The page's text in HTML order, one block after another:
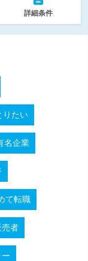
詳細条件
りたい
名企業
て転職
者